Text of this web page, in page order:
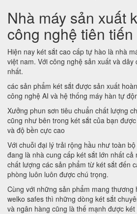
Nhà máy sản xuất
công nghệ tiên tiến
Hiện nay két sắt cao cấp tự hào là nhà
việt nam. Với công nghệ sản xuất và
nhất.
các sản phẩm két sắt được sản xuất
công nghệ AI và hệ thống máy hàn tự
Xưởng phun sơn tiêu chuẩn chất lượng
cũng như bên trong két sắt của bạn
và độ bền cực cao
Với chuỗi đại lý trải rộng hầu như toàn
đang là nhà cung cấp két sắt lớn nhất
chất lượng các sản phẩm từ két sắt đến
phòng luôn luôn được chú trọng.
Cùng với những sản phẩm mang thương
welko safes thì những dòng két sắt
và ngân hàng cũng là thế mạnh được